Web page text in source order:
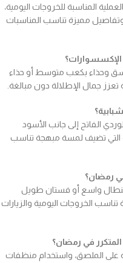
المناسبة للخروجات اليومية،
وتفاصيل مميزة تناسب المناسبات
وحذاء بكعب متوسط أو حذاء
جمال الإطلالة دون مبالغة.
الفاتح إلى جانب الأسود
التي تضيف لمسة مبهجة تناسب
بنطال واسع أو فستان طويل
الخروجات اليومية والزيارات
على الملصق، واستخدام منظفات